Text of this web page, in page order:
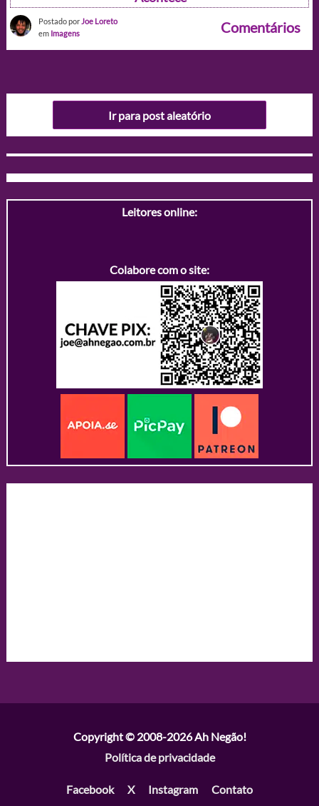
Postado por Joe Loreto
em Imagens Comentários
Ir para post aleatório
Leitores online:
Colabore com o site:
Copyright © 2008-2026Ah Negão!
Política de privacidade
Facebook X Instagram Contato